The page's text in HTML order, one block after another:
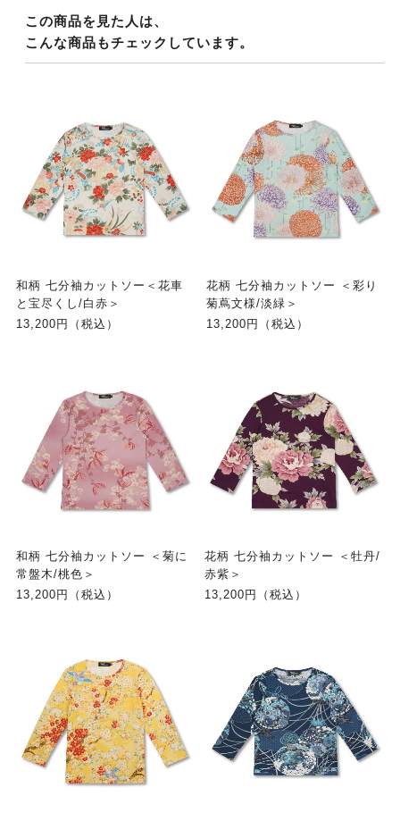
この商品を見た人は、
こんな商品もチェックしています。
和柄 七分袖カットソー＜花車
と宝尽くし/白赤＞
13,200円（税込）
花柄 七分袖カットソー ＜彩り
菊蔦文様/淡緑＞
13,200円（税込）
和柄 七分袖カットソー ＜菊に
常盤木/桃色＞
13,200円（税込）
花柄 七分袖カットソー ＜牡丹/
赤紫＞
13,200円（税込）